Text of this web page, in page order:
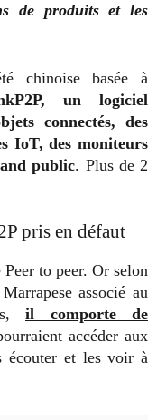
de produits et les
chinoise basée à
un logiciel
connectés, des
IoT, des moniteurs
public. Plus de 2
pris en défaut
to peer. Or selon
associé au
il comporte de
accéder aux
écouter et les voir à